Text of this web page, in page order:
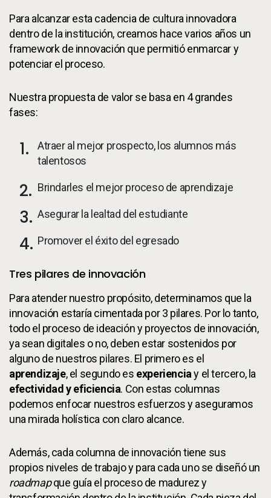
Para alcanzar esta cadencia de cultura innovadora
dentro de la institución, creamos hace varios años un
framework de innovación que permitió enmarcar y
potenciar el proceso.
Nuestra propuesta de valor se basa en 4 grandes
fases:
Atraer al mejor prospecto, los alumnos más
talentosos
Brindarles el mejor proceso de aprendizaje
Asegurar la lealtad del estudiante
Promover el éxito del egresado
Tres pilares de innovación
Para atender nuestro propósito, determinamos que la
innovación estaría cimentada por 3 pilares. Por lo tanto,
todo el proceso de ideación y proyectos de innovación,
ya sean digitales o no, deben estar sostenidos por
alguno de nuestros pilares. El primero es el
aprendizaje, el segundo es experienciay el tercero, la
efectividad y eficiencia. Con estas columnas
podemos enfocar nuestros esfuerzos y aseguramos
una mirada holística con claro alcance.
Además, cada columna de innovación tiene sus
propios niveles de trabajo y para cada uno se diseñó un
roadmapque guía el proceso de madurez y